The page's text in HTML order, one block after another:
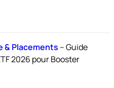
& Placements –Guide
2026 pour Booster